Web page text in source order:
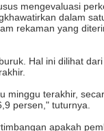
mengevaluasi
dalam
rekaman yang
Hal ini dilihat
minggu terakhir,
persen," tuturnya.
apakah